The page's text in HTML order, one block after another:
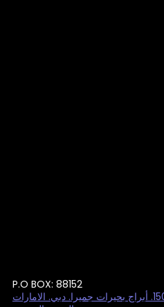
P.O BOX: 88152
فورتشن تاور كلستر C المكتب 1502. أبراج بحيرات جميرا. دبي. الامارات